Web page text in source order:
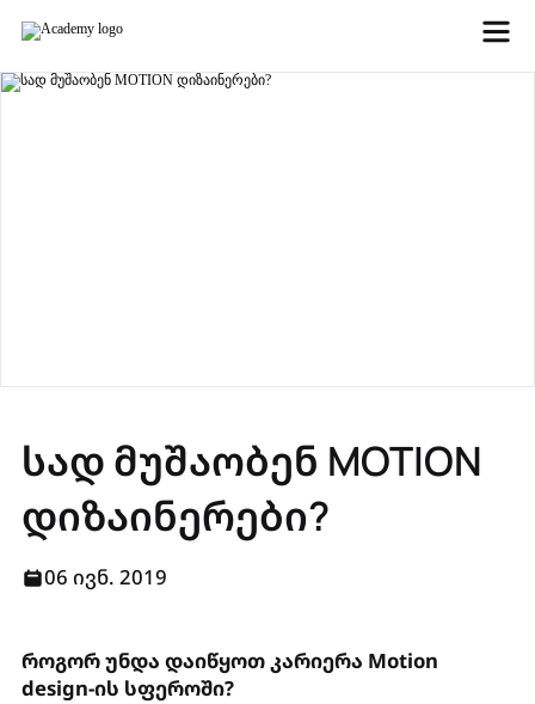
სად მუშაობენ MOTION
დიზაინერები?
06 ივნ. 2019
როგორ უნდა დაიწყოთ კარიერა Motion
design-ის სფეროში?